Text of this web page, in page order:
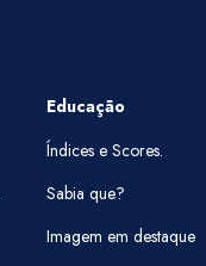
Educação
Índices e Scores.
Sabia que?
Imagem em destaque